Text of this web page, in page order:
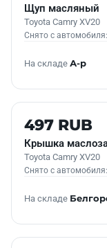
Щуп масляный
Toyota Camry XV20
Снято с автомобиля:
На складе А-р
Б/У В НАЛИЧИИ
497 RUB
Крышка
Toyota Camry XV20
Снято с автомобиля:
На складе